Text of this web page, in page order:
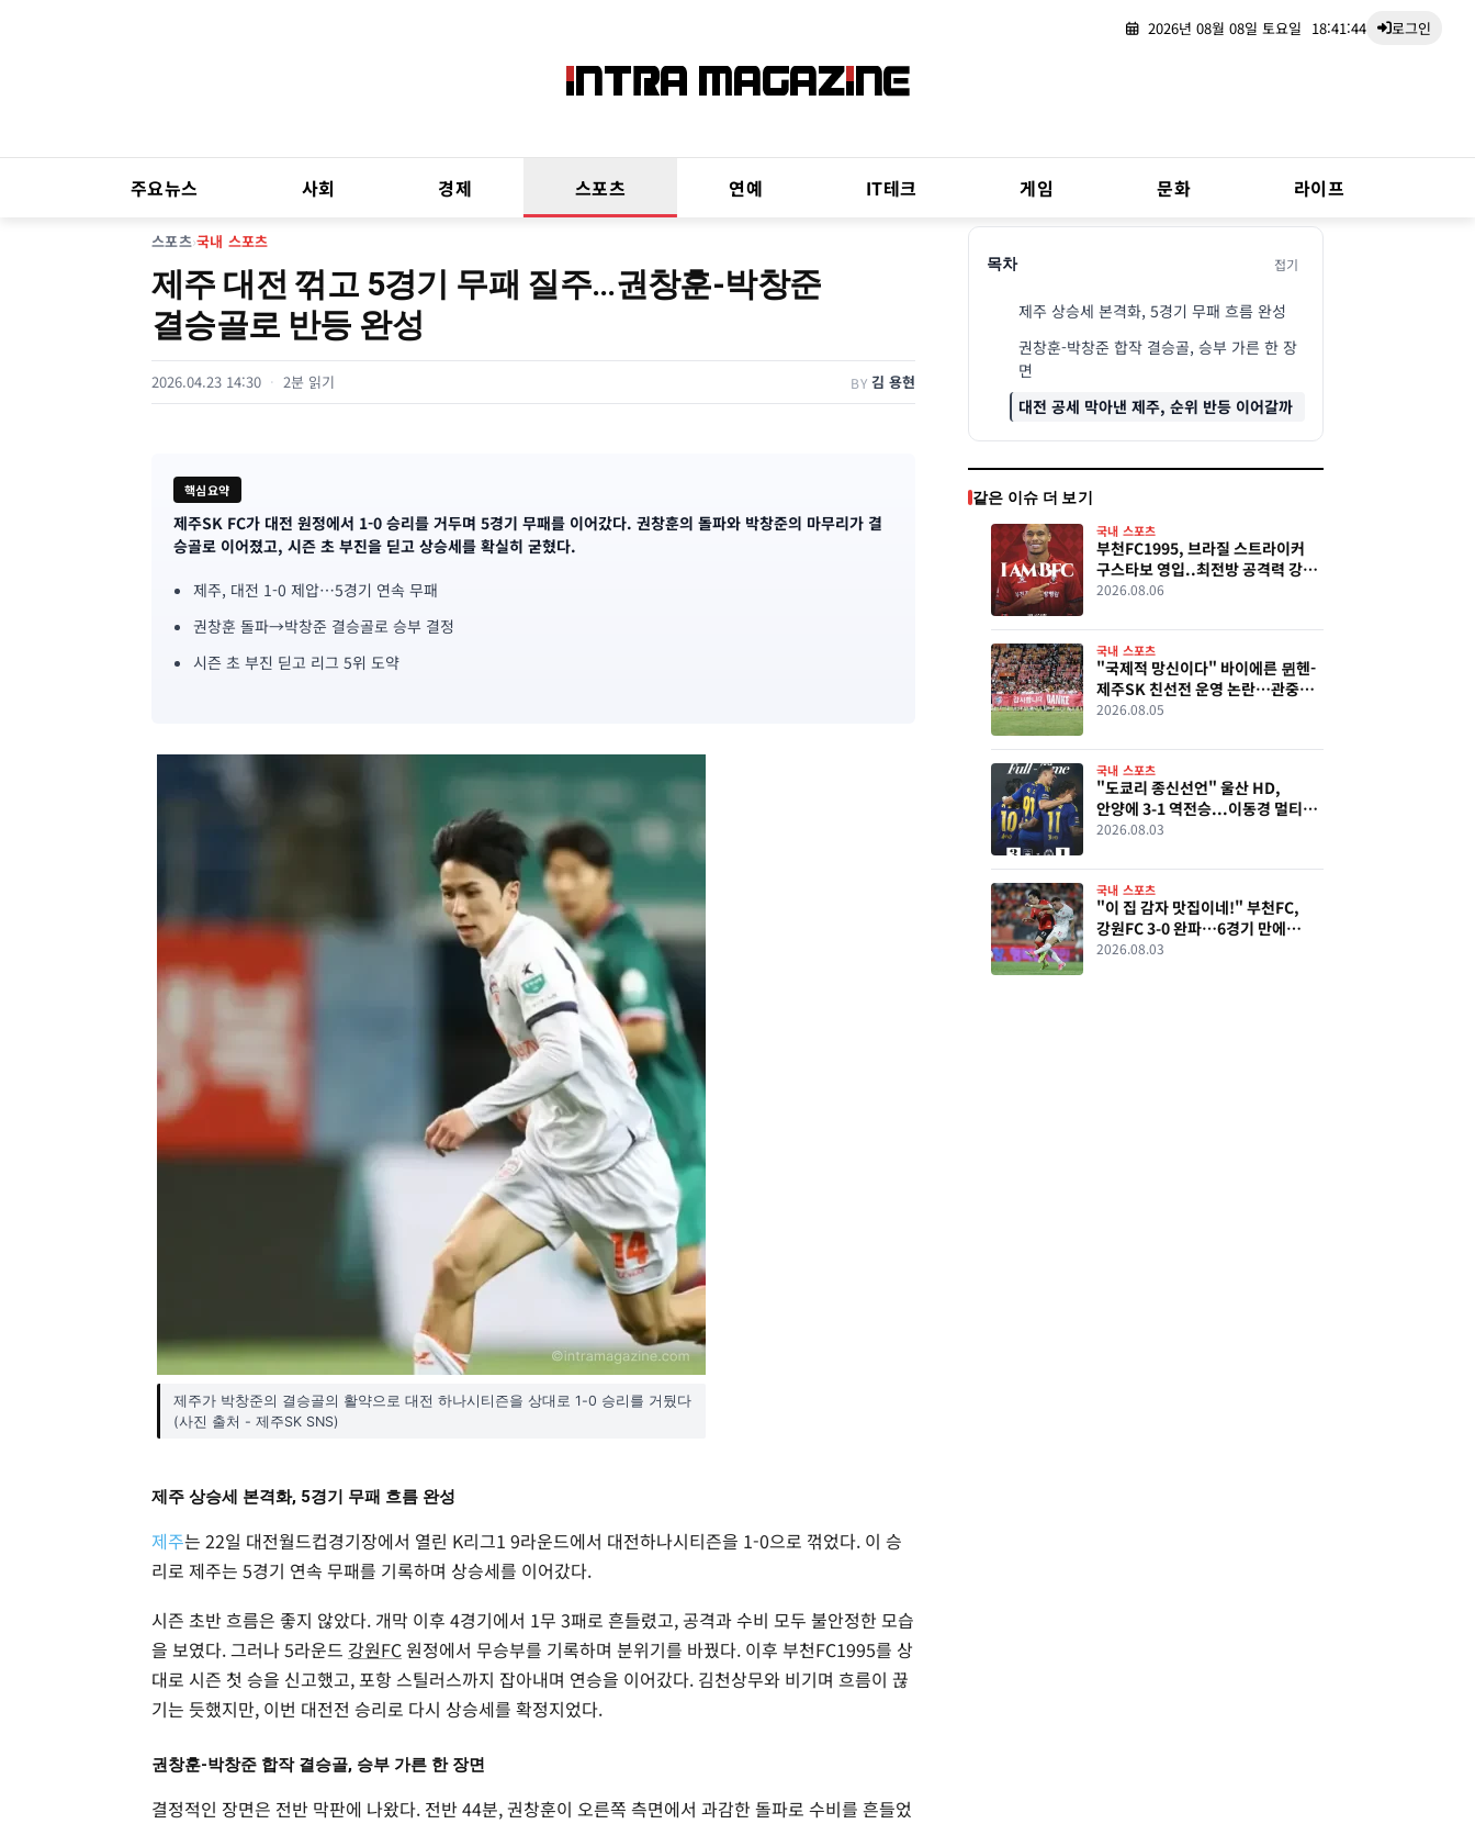
2026년 08월 08일 토요일 18:41:45 로그인
주요뉴스 사회 경제 스포츠 연예 IT테크 게임 문화 라이프
스포츠›국내 스포츠
제주 대전 꺾고 5경기 무패 질주…권창훈-박창준
결승골로 반등 완성
2026.04.23 14:30 2분 읽기 BY 김 용현
핵심요약
기
심
제주SK FC가 대전 원정에서 1-0 승리를 거두며 5경기 무패를 이어갔다. 권창훈의 돌파와 박창준의 마무리가 결
승골로 이어졌고, 시즌 초 부진을 딛고 상승세를 확실히 굳혔다.
제주, 대전 1-0 제압…5경기 연속 무패
권창훈 돌파→박창준 결승골로 승부 결정
시즌 초 부진 딛고 리그 5위 도약
제주가 박창준의 결승골의 활약으로 대전 하나시티즌을 상대로 1-0 승리를 거뒀다
(사진 출처 - 제주SK SNS)
제주 상승세 본격화, 5경기 무패 흐름 완성
제주는 22일 대전월드컵경기장에서 열린 K리그1 9라운드에서 대전하나시티즌을 1-0으로 꺾었다. 이 승
리로 제주는 5경기 연속 무패를 기록하며 상승세를 이어갔다.
시즌 초반 흐름은 좋지 않았다. 개막 이후 4경기에서 1무 3패로 흔들렸고, 공격과 수비 모두 불안정한 모습
을 보였다. 그러나 5라운드 강원FC원정에서 무승부를 기록하며 분위기를 바꿨다. 이후 부천FC1995를 상
대로 시즌 첫 승을 신고했고, 포항 스틸러스까지 잡아내며 연승을 이어갔다. 김천상무와 비기며 흐름이 끊
기는 듯했지만, 이번 대전전 승리로 다시 상승세를 확정지었다.
권창훈-박창준 합작 결승골, 승부 가른 한 장면
결정적인 장면은 전반 막판에 나왔다. 전반 44분, 권창훈이 오른쪽 측면에서 과감한 돌파로 수비를 흔들었
목차 접기
제주 상승세 본격화, 5경기 무패 흐름 완성
권창훈-박창준 합작 결승골, 승부 가른 한 장
면
대전 공세 막아낸 제주, 순위 반등 이어갈까
같은 이슈 더 보기
국내 스포츠
부천FC1995, 브라질 스트라이커
구스타보 영입..최전방 공격력 강화
기대
2026.08.06
국내 스포츠
"국제적 망신이다" 바이에른 뮌헨-
제주SK 친선전 운영 논란…관중
통제부터 행정까지 '총체적 혼선'
2026.08.05
국내 스포츠
"도쿄리 종신선언" 울산 HD,
안양에 3-1 역전승...이동경 멀티골
폭발로 K리그1 2위 도약
2026.08.03
국내 스포츠
"이 집 감자 맛집이네!" 부천FC,
강원FC 3-0 완파…6경기 만에
승리로 반등
2026.08.03